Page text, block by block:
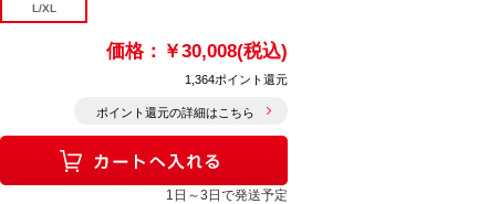
L/XL
価格： ￥30,008(税込)
1,364ポイント還元
ポイント還元の詳細はこちら
1日～3日で発送予定